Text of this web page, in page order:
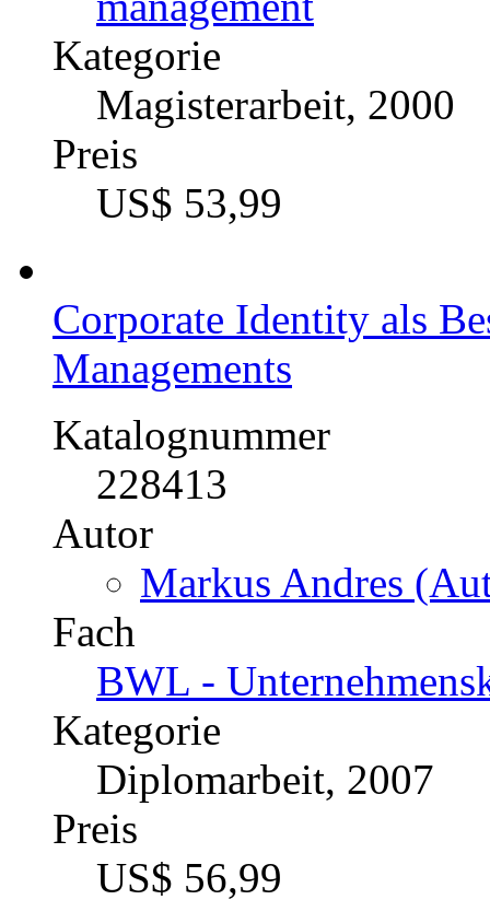
Autor
Wolfgang Leitner
Fach
Medien /
Kategorie
Magisterarbeit, 2000
Preis
US$ 53,99
Corporate Identity als
Managements
Katalognummer
228413
Autor
Markus Andres